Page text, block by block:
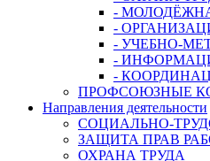
-
-
- УЧЕБНО-
-
-
ПРОФСОЮЗНЫЕ
Направления деятельности
СОЦИАЛЬНО-
ЗАЩИТА ПРАВ
ОХРАНА ТРУДА